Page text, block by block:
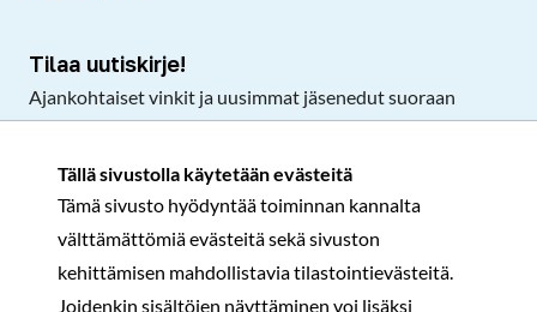
Tällä sivustolla käytetään evästeitä
Tämä sivusto hyödyntää toiminnan kannalta
välttämättömiä evästeitä sekä sivuston
kehittämisen mahdollistavia tilastointievästeitä.
Joidenkin sisältöjen näyttäminen voi lisäksi
Tilaa uutiskirje!
Ajankohtaiset vinkit ja uusimmat jäsenedut suoraan